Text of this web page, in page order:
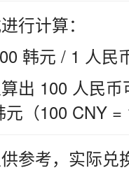
行计算：
韩元 / 1 人民
出 100 人民
（100 CNY =
参考，实际